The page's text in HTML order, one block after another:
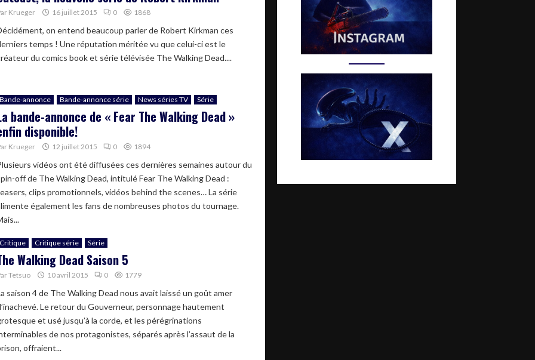
Krueger 16 juillet 2015 0 1868
on entend beaucoup parler de Robert Kirkman ces
temps ! Une réputation méritée vu que celui-ci est le
du comics book et série télévisée The Walking Dead....
Bande-annonce Bande-annonce série News séries TV Série
bande-annonce de « Fear The Walking Dead »
disponible!
Krueger 12 juillet 2015 0 1894
vidéos ont été diffusées ces dernières semaines autour du
off de The Walking Dead, intitulé Fear The Walking Dead :
clips promotionnels, vidéos behind the scenes… La série
également les fans de nombreuses photos du tournage.
Critique Critique série Série
Walking Dead Saison 5
Tetsuo 10 avril 2015 0 1779
saison 4 de The Walking Dead nous avait laissé un goût amer
Le retour du Gouverneur, personnage hautement
et usé jusqu’à la corde, et les pérégrinations
de nos protagonistes, séparés après l’assaut de la
offraient...